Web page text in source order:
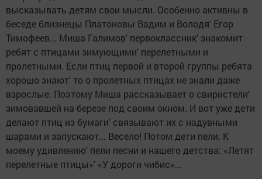
высказывать детям свои мысли. Особенно активны в
беседе близнецы Платоновы Вадим и Володя' Егор
Тимофеев... Миша Галимов' первоклассник' знакомит
ребят с птицами зимующими' перелетными и
пролетными. Если птиц первой и второй группы ребята
хорошо знают' то о пролетных птицах не знали даже
взрослые. Поэтому Миша рассказывает о свиристели'
зимовавшей на березе под своим окном. И вот уже дети
делают птиц из бумаги' связывают их с надувными
шарами и запускают... Весело! Потом дети пели. К
моему удивлению' пели песни и нашего детства: «Летят
перелетные птицы»' «У дороги чибис»...